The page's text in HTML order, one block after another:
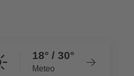
18° / 30°
Meteo